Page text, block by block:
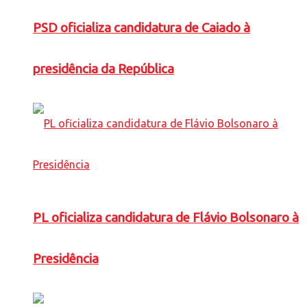
PSD oficializa candidatura de Caiado à
presidência da República
PL oficializa candidatura de Flávio Bolsonaro à
Presidência